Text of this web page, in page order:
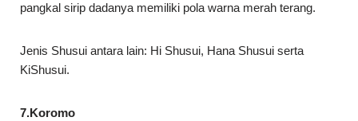
pangkal sirip dadanya memiliki pola warna merah terang.
Jenis Shusui antara lain: Hi Shusui, Hana Shusui serta
KiShusui.
7.Koromo